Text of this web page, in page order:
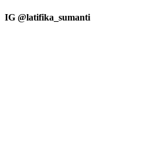
IG @latifika_sumanti